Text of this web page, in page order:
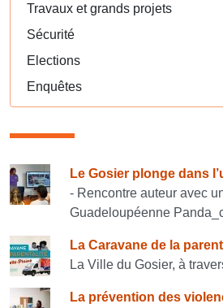
Travaux et grands projets
Sécurité
Elections
Enquêtes
Consulter également
Le Gosier plonge dans
- Rencontre auteur avec
Guadeloupéenne
La Caravane de la
La Ville du Gosier, à
La prévention des